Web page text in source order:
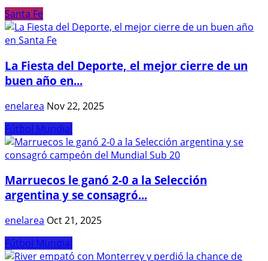
Santa Fe
La Fiesta del Deporte, el mejor cierre de un
buen año en...
enelarea Nov 22, 2025
Fútbol Mundial
Marruecos le ganó 2-0 a la Selección
argentina y se consagró...
enelarea Oct 21, 2025
Fútbol Mundial